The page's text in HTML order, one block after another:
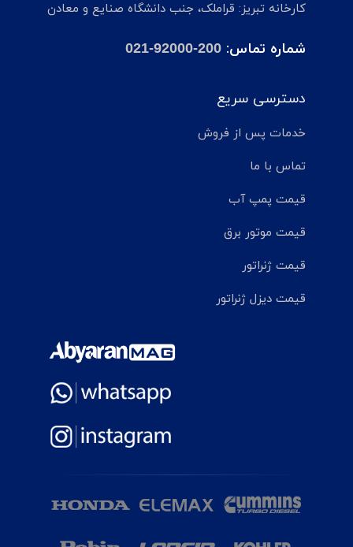
کارخانه تبریز: قراملک، جنب دانشگاه صنایع و معادن
شماره تماس: 021-92000-200
دسترسی سریع
خدمات پس از فروش
تماس با ما
قیمت پمپ آب
قیمت موتور برق
قیمت ژنراتور
قیمت دیزل ژنراتور